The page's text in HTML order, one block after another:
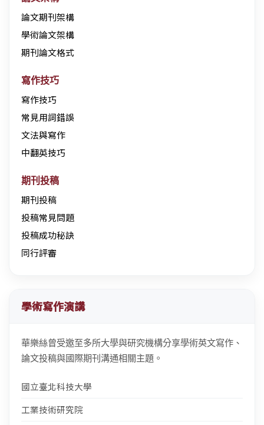
論文期刊架構
學術論文架構
期刊論文格式
寫作技巧
寫作技巧
常見用詞錯誤
文法與寫作
中翻英技巧
期刊投稿
期刊投稿
投稿常見問題
投稿成功秘訣
同行評審
學術寫作演講
華樂絲曾受邀至多所大學與研究機構分享學術英文寫作、
論文投稿與國際期刊溝通相關主題。
國立臺北科技大學
工業技術研究院